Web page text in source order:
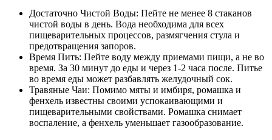
Достаточно Чистой Воды: Пейте не менее 8 стаканов
чистой воды в день. Вода необходима для всех
пищеварительных процессов, размягчения стула и
предотвращения запоров.
Время Пить: Пейте воду между приемами пищи, а не во
время. За 30 минут до еды и через 1-2 часа после. Питье
во время еды может разбавлять желудочный сок.
Травяные Чаи: Помимо мяты и имбиря, ромашка и
фенхель известны своими успокаивающими и
пищеварительными свойствами. Ромашка снимает
воспаление, а фенхель уменьшает газообразование.